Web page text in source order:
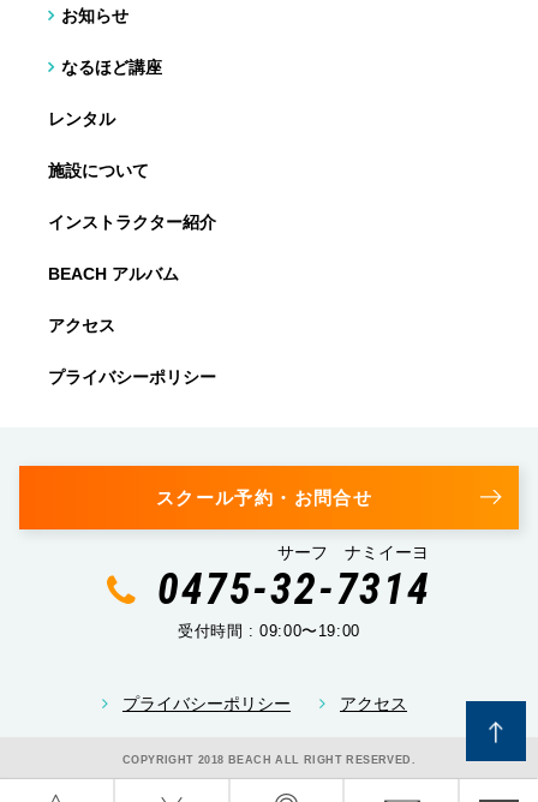
お知らせ
なるほど講座
レンタル
施設について
インストラクター紹介
BEACH アルバム
アクセス
プライバシーポリシー
スクール予約・お問合せ
サーフ ナミイーヨ
0475-32-7314
受付時間 : 09:00〜19:00
プライバシーポリシー アクセス
COPYRIGHT 2018 BEACH ALL RIGHT RESERVED.